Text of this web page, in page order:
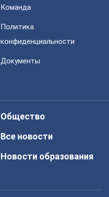
Команда
Политика
конфиденциальности
Документы
Общество
Все новости
Новости образования